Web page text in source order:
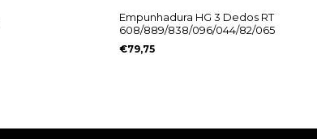
Empunhadura HG 3 Dedos RT
608/889/838/096/044/82/065
€79,75